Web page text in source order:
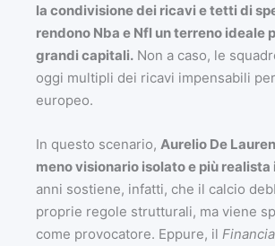
la condivisione dei ricavi e tetti di
rendono Nba e Nfl un terreno ideale
grandi capitali. Non a caso, le
oggi multipli dei ricavi impensabili
europeo.
In questo scenario, Aurelio De
meno visionario isolato e più
anni sostiene, infatti, che il calcio
proprie regole strutturali, ma viene
come provocatore. Eppure, il